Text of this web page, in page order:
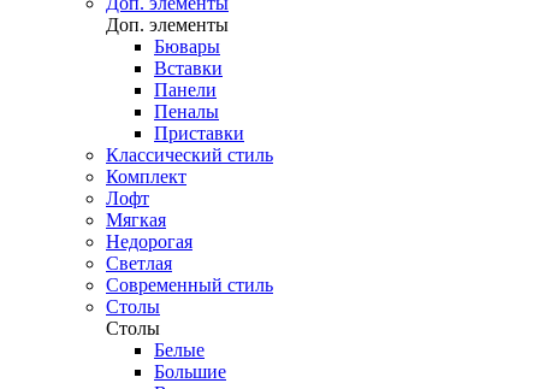
Доп. элементы
Бювары
Вставки
Панели
Пеналы
Приставки
Классический стиль
Комплект
Лофт
Мягкая
Недорогая
Светлая
Современный стиль
Столы
Столы
Белые
Большие